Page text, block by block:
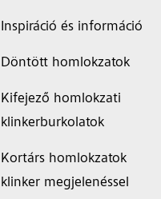
Inspiráció és információ
Döntött homlokzatok
Kifejező homlokzati
klinkerburkolatok
Kortárs homlokzatok
klinker megjelenéssel